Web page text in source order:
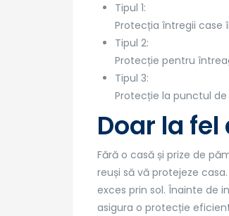
Tipul 1:
Protecția întregii case
Tipul 2:
Protecție pentru
Tipul 3:
Protecție la punctul
Doar la
Fără o casă și prize de
reuși să vă protejeze
exces prin sol. Înainte de
asigura o protecție